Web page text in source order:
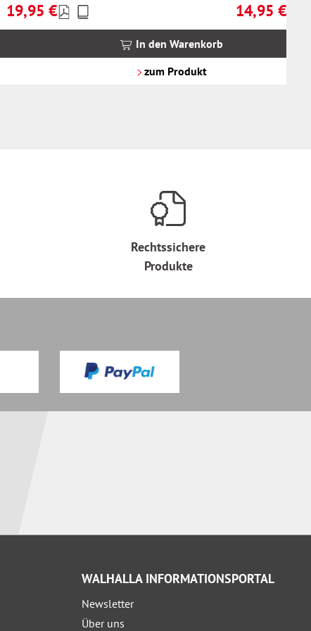
Regulärer Preis:
19,95 € Regulärer
14,95 €
Preise
inkl.
In den Warenkorb
zum Produkt
Rechtssichere
Produkte
WALHALLA INFORMATIONSPORTAL
Newsletter
Über uns